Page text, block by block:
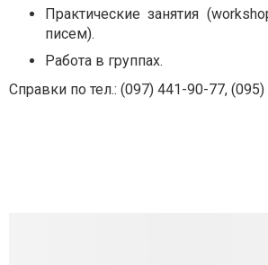
Практические занятия
писем).
Работа в группах.
Справки по тел.: (097) 441-90-77,